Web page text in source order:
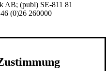
AB; (publ) SE-811 81
(0)26 260000